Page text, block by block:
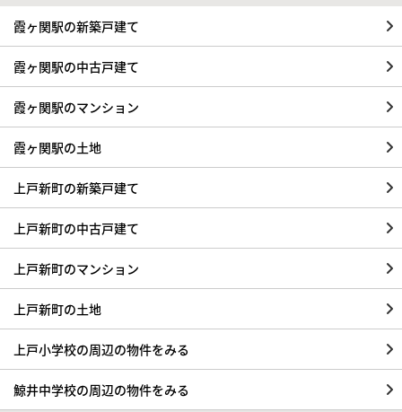
霞ヶ関駅の新築戸建て
霞ヶ関駅の中古戸建て
霞ヶ関駅のマンション
霞ヶ関駅の土地
上戸新町の新築戸建て
上戸新町の中古戸建て
上戸新町のマンション
上戸新町の土地
上戸小学校の周辺の物件をみる
鯨井中学校の周辺の物件をみる